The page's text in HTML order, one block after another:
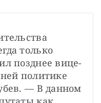
только
позднее вице-
политике
— В данном